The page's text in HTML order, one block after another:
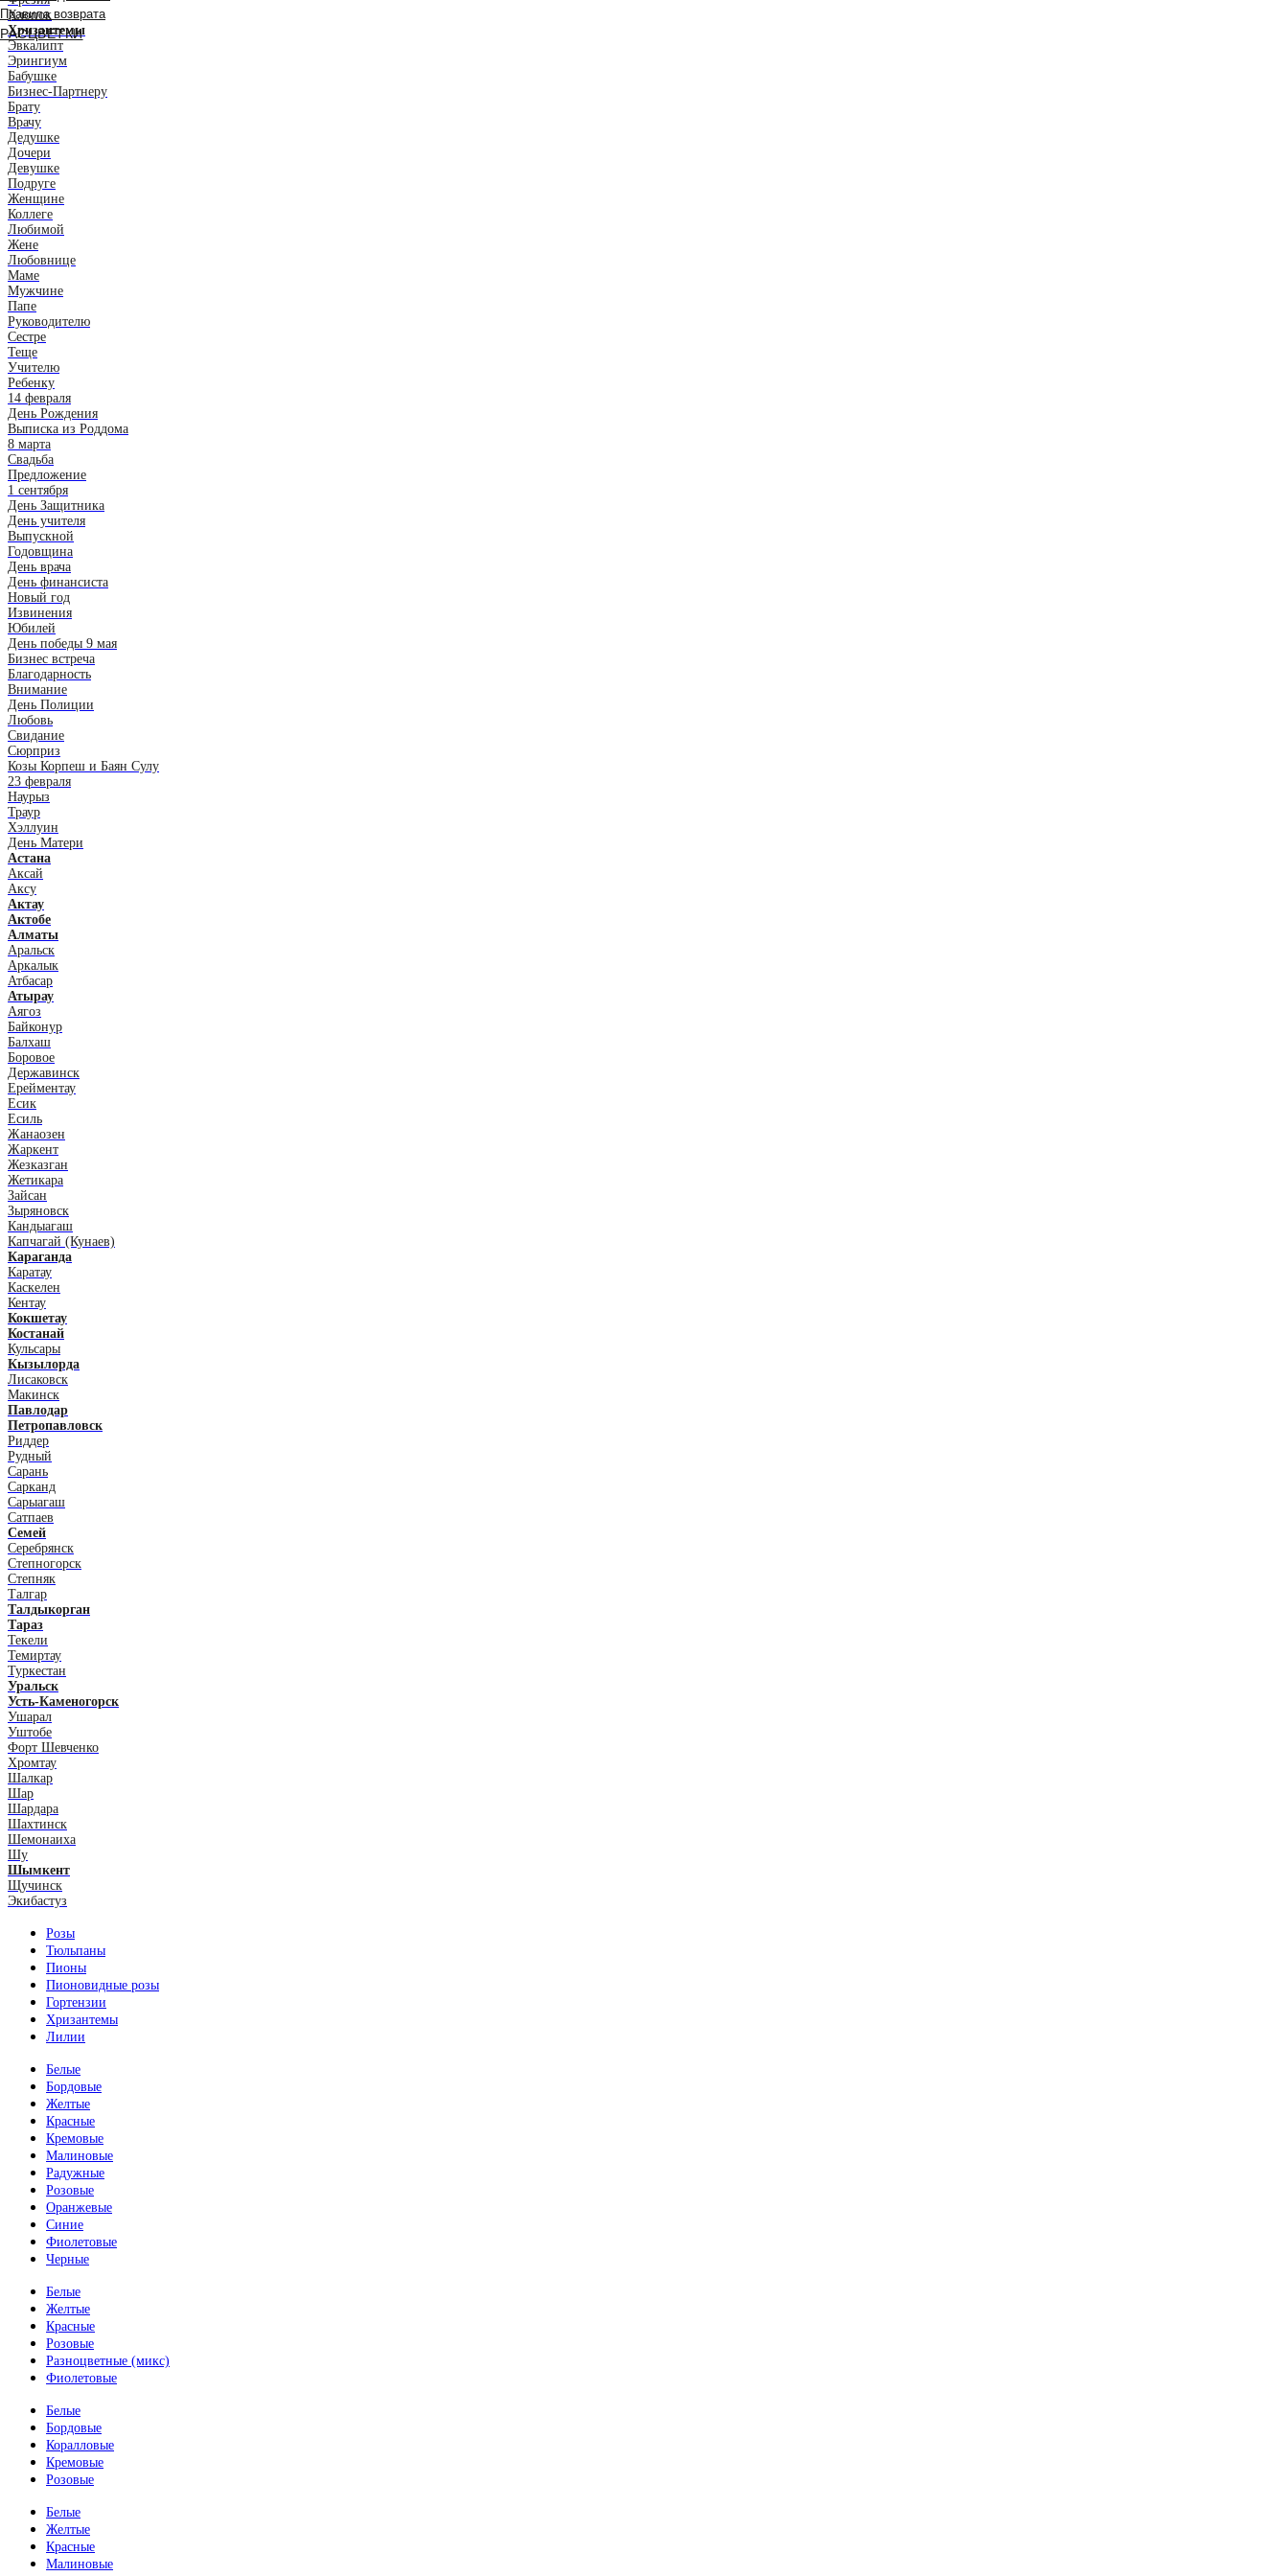
Правила возврата
РАСЦВЕТКИ
Хлопок
Хризантемы
Эвкалипт
Эрингиум
Бабушке
Бизнес-Партнеру
Брату
Врачу
Дедушке
Дочери
Девушке
Подруге
Женщине
Коллеге
Любимой
Жене
Любовнице
Маме
Мужчине
Папе
Руководителю
Сестре
Теще
Учителю
Ребенку
14 февраля
День Рождения
Выписка из Роддома
8 марта
Свадьба
Предложение
1 сентября
День Защитника
День учителя
Выпускной
Годовщина
День врача
День финансиста
Новый год
Извинения
Юбилей
День победы 9 мая
Бизнес встреча
Благодарность
Внимание
День Полиции
Любовь
Свидание
Сюрприз
Козы Корпеш и Баян Сулу
23 февраля
Наурыз
Траур
Хэллуин
День Матери
Астана
Аксай
Аксу
Актау
Актобе
Алматы
Аральск
Аркалык
Атбасар
Атырау
Аягоз
Байконур
Балхаш
Боровое
Державинск
Ерейментау
Есик
Есиль
Жанаозен
Жаркент
Жезказган
Жетикара
Зайсан
Зыряновск
Кандыагаш
Капчагай (Кунаев)
Караганда
Каратау
Каскелен
Кентау
Кокшетау
Костанай
Кульсары
Кызылорда
Лисаковск
Макинск
Павлодар
Петропавловск
Риддер
Рудный
Сарань
Сарканд
Сарыагаш
Сатпаев
Семей
Серебрянск
Степногорск
Степняк
Талгар
Талдыкорган
Тараз
Текели
Темиртау
Туркестан
Уральск
Усть-Каменогорск
Ушарал
Уштобе
Форт Шевченко
Хромтау
Шалкар
Шар
Шардара
Шахтинск
Шемонаиха
Шу
Шымкент
Щучинск
Экибастуз
Розы
Тюльпаны
Пионы
Пионовидные розы
Гортензии
Хризантемы
Лилии
Белые
Бордовые
Желтые
Красные
Кремовые
Малиновые
Радужные
Розовые
Оранжевые
Синие
Фиолетовые
Черные
Белые
Желтые
Красные
Розовые
Разноцветные (микс)
Фиолетовые
Белые
Бордовые
Коралловые
Кремовые
Розовые
Белые
Желтые
Красные
Малиновые